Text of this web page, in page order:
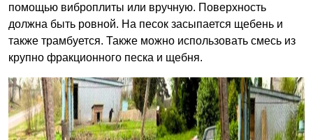
помощью виброплиты или вручную. Поверхность
должна быть ровной. На песок засыпается щебень и
также трамбуется. Также можно использовать смесь из
крупно фракционного песка и щебня.